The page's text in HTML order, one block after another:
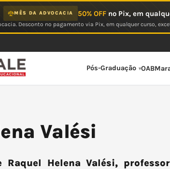
MÊS DA ADVOCACIA 50% OFFno Pix, em
Desconto no pagamento via Pix, em qualquer curso,
Pós-Graduação OAB
Valési
Raquel Helena Valési,